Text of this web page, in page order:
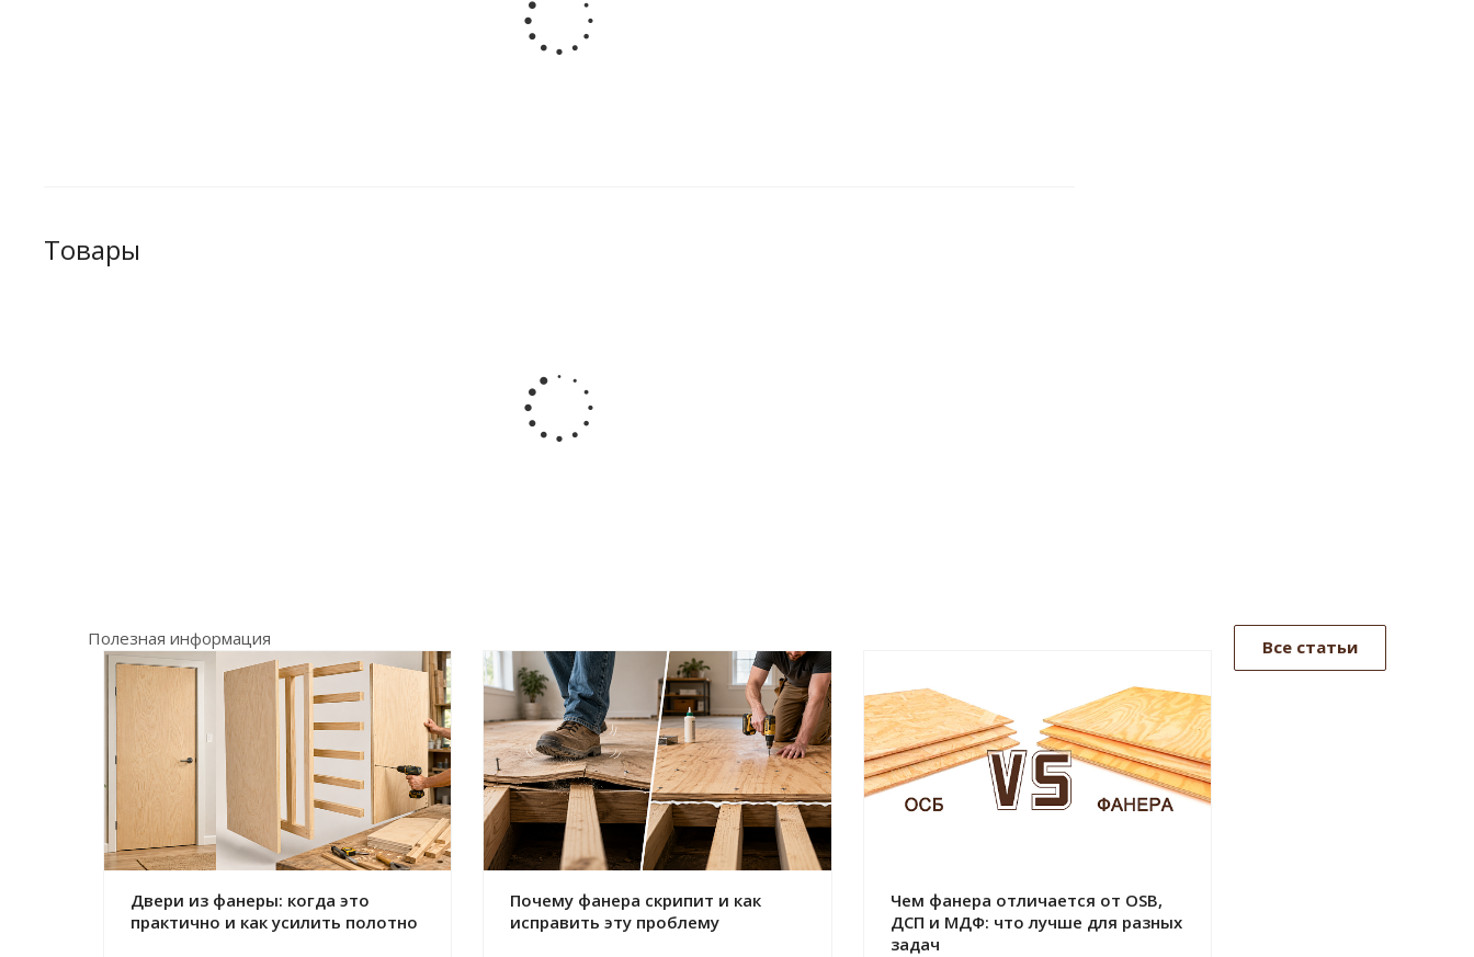
Товары
Все статьи
Полезная информация
Двери из фанеры: когда это
практично и как усилить полотно
Почему фанера скрипит и как
исправить эту проблему
Чем фанера отличается от OSB,
ДСП и МДФ: что лучше для разных
задач